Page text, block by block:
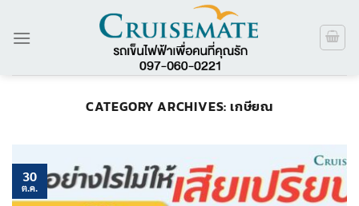
CATEGORY ARCHIVES:เกษียณ
30
ต.ค.